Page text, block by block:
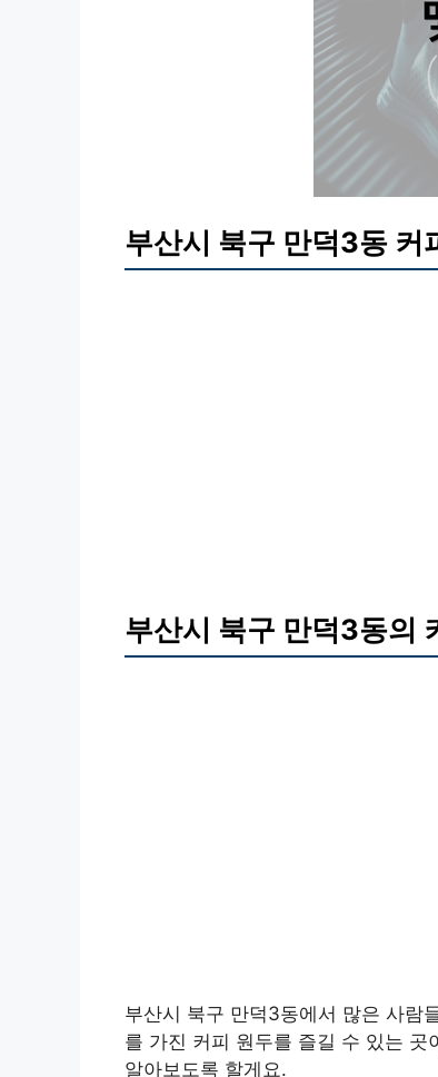
부산시 북구 만덕3동 커
부산시 북구 만덕3동의
부산시 북구 만덕3동에서 많은 사람
를 가진 커피 원두를 즐길 수 있는
알아보도록 할게요.